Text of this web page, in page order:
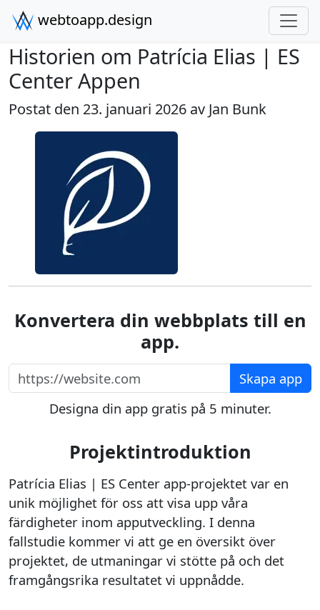
webtoapp.design
Historien om Patrícia Elias | ES
Center Appen
Postat den 23. januari 2026 av Jan Bunk
Konvertera din webbplats till en
app.
https://website.com
Skapa app
Designa din app gratis på 5 minuter.
Projektintroduktion
Patrícia Elias | ES Center app-projektet var en
unik möjlighet för oss att visa upp våra
färdigheter inom apputveckling. I denna
fallstudie kommer vi att ge en översikt över
projektet, de utmaningar vi stötte på och det
framgångsrika resultatet vi uppnådde.